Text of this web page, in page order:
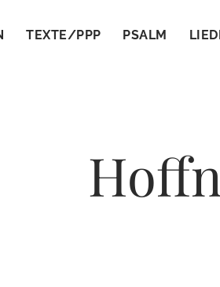
TEXTE/PPP PSALM